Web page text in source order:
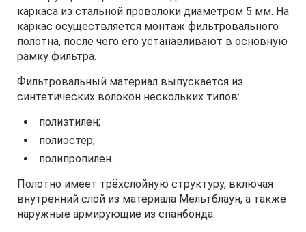
каркаса из стальной проволоки диаметром 5 мм. На
каркас осуществляется монтаж фильтровального
полотна, после чего его устанавливают в основную
рамку фильтра.
Фильтровальный материал выпускается из
синтетических волокон нескольких типов:
полиэтилен;
полиэстер;
полипропилен.
Полотно имеет трёхслойную структуру, включая
внутренний слой из материала Мельтблаун, а также
наружные армирующие из спанбонда.